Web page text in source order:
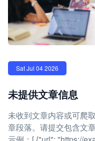
Sat Jul 04 2026
未提供文章信息
未收到文章内容或可爬
章段落。请提交包含文